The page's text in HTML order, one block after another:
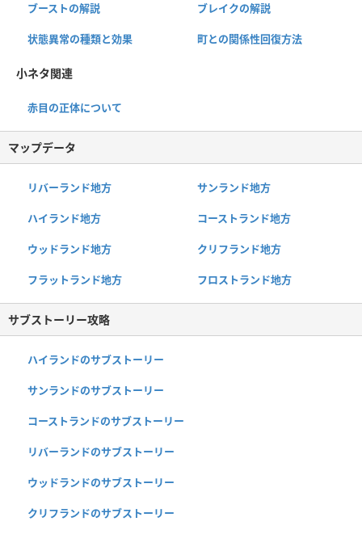
ブーストの解説 ブレイクの解説
状態異常の種類と効果 町との関係性回復方法
小ネタ関連
赤目の正体について
マップデータ
リバーランド地方 サンランド地方
ハイランド地方 コーストランド地方
ウッドランド地方 クリフランド地方
フラットランド地方 フロストランド地方
サブストーリー攻略
ハイランドのサブストーリー
サンランドのサブストーリー
コーストランドのサブストーリー
リバーランドのサブストーリー
ウッドランドのサブストーリー
クリフランドのサブストーリー